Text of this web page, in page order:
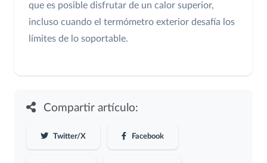
que es posible disfrutar de un calor superior,
incluso cuando el termómetro exterior desafía los
límites de lo soportable.
Compartir artículo:
Twitter/X Facebook